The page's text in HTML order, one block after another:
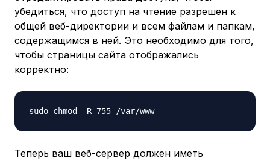
убедиться, что доступ на чтение разрешен к
общей веб-директории и всем файлам и папкам,
содержащимся в ней. Это необходимо для того,
чтобы страницы сайта отображались
корректно:
Теперь ваш веб-сервер должен иметь